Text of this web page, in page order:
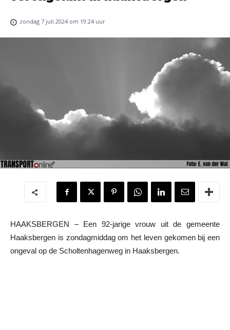
zondag 7 juli 2024 om 19:24 uur
HAAKSBERGEN – Een 92-jarige vrouw uit de gemeente
Haaksbergen is zondagmiddag om het leven gekomen bij een
ongeval op de Scholtenhagenweg in Haaksbergen.